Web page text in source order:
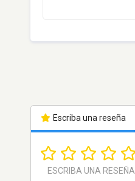
Escriba una reseña